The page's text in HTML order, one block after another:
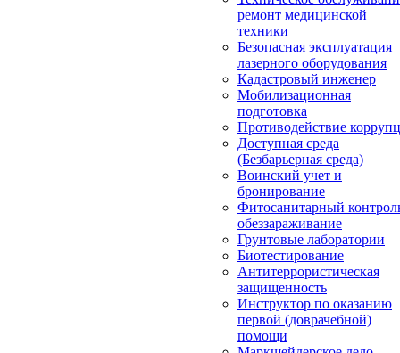
ремонт медицинской
техники
Безопасная эксплуатация
лазерного оборудования
Кадастровый инженер
Мобилизационная
подготовка
Противодействие
Доступная среда
(Безбарьерная среда)
Воинский учет и
бронирование
Фитосанитарный
обеззараживание
Грунтовые лаборатории
Биотестирование
Антитеррористическая
защищенность
Инструктор по оказанию
первой (доврачебной)
помощи